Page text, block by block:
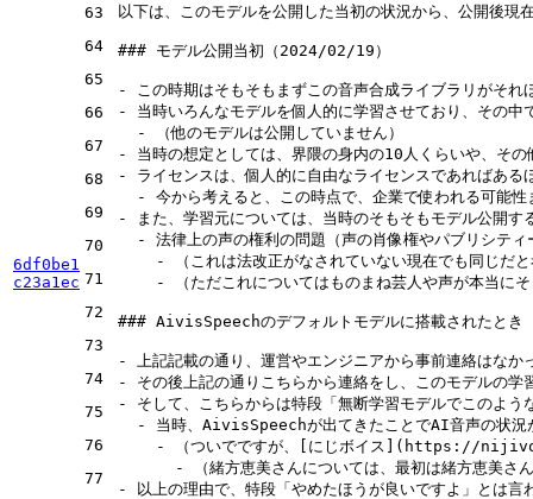
6df0be1
c23a1ec
63
64
65
66
67
68
69
70
71
72
73
74
75
76
77
以下は、このモデルを公開した当初の状況から、公開後
### モデル公開当初（2024/02/19）
-
-
  -
-
-
  -
-
  -
    -
    -
（ただこれについてはものまね芸人や声が本当に
### AivisSpeechのデフォルトモデルに搭載されたと
-
-
-
  -
当時、AivisSpeechが出てきたことでAI音声の状況
    -
（ついでですが、[ にじボイス ]( https://
      -
-
以上の理由で、特段「やめたほうが良いですよ」とは